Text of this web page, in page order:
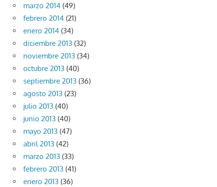
marzo 2014 (49)
febrero 2014 (21)
enero 2014 (34)
diciembre 2013 (32)
noviembre 2013 (34)
octubre 2013 (40)
septiembre 2013 (36)
agosto 2013 (23)
julio 2013 (40)
junio 2013 (40)
mayo 2013 (47)
abril 2013 (42)
marzo 2013 (33)
febrero 2013 (41)
enero 2013 (36)